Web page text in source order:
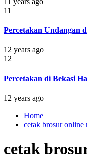
11
Percetakan Undangan
12 years ago
12
Percetakan di Bekasi
12 years ago
Home
cetak brosur online
cetak